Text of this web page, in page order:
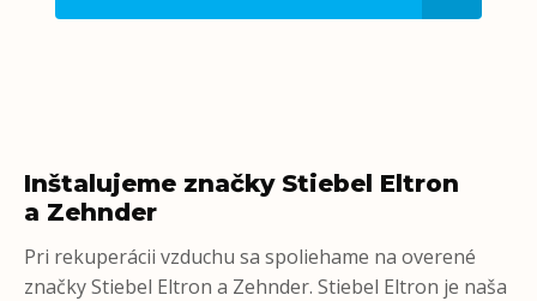
Inštalujeme značky Stiebel Eltron
a Zehnder
Pri rekuperácii vzduchu sa spoliehame na overené
značky Stiebel Eltron a Zehnder. Stiebel Eltron je naša